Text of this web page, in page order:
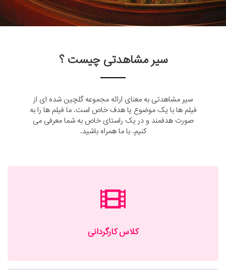
سیر مشاهدتی چیست ؟
سیر مشاهدتی به معنای ارائه مجموعه گلچین شده ای از
فیلم ها با یک موضوع یا هدف خاص است. ما فیلم ها را به
صورت هدفمند و در یک راستای خاص به شما معرفی می
کنیم. با ما همراه باشید.
کلاس کارگردانی